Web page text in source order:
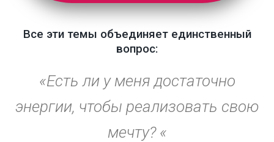
Все эти темы объединяет единственный
вопрос:
«Есть ли у меня достаточно
энергии, чтобы реализовать свою
мечту? «